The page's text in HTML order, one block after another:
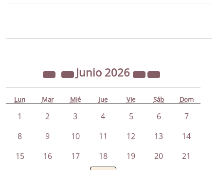
Junio 2026
Lun Mar Mié Jue Vie Sáb Dom
1 2 3 4 5 6
7
8
9 10 11 12 13
14
15
16 17 18 19 20 21